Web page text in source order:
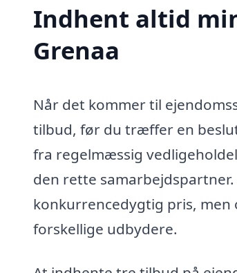
Indhent altid
Grenaa
Når det kommer til
tilbud, før du træffer en
fra regelmæssig
den rette
konkurrencedygtig pris, men
forskellige udbydere.